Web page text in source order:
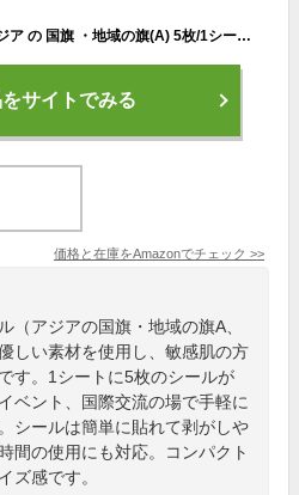
[コッキス] フェイス シール/アジア の 国旗 ・地域の旗(A) 5枚/1シート ＜ 肌にやさしい タイプ ＞ (日本 (日の丸))
サイトでみる
価格と在庫をAmazonでチェック >>
（アジアの国旗・地域の旗A、
しい素材を使用し、敏感肌の方
す。1シートに5枚のシールが
ベント、国際交流の場で手軽に
シールは簡単に貼れて剥がしや
間の使用にも対応。コンパクト
ズ感です。